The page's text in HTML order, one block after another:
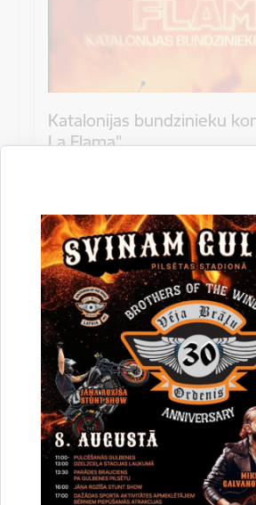
Katalonijas bundzinieku
La Flama"
Koncerts
Datums
12. novembris, 2022
Laiks
10.00
Atrašanās vieta
Druvienas Latviskās